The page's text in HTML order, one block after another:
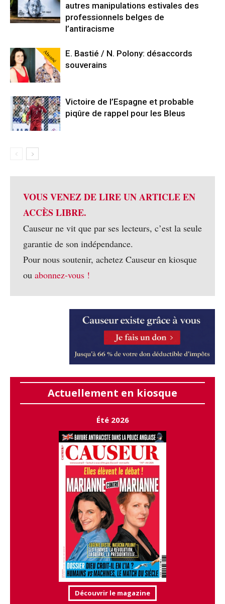
autres manipulations estivales des
professionnels belges de
l’antiracisme
Abonné
E. Bastié / N. Polony: désaccords
souverains
Victoire de l’Espagne et probable
piqûre de rappel pour les Bleus
VOUS VENEZ DE LIRE UN ARTICLE EN
ACCÈS LIBRE.
Causeur ne vit que par ses lecteurs, c’est la seule
garantie de son indépendance.
Pour nous soutenir, achetez Causeur en kiosque
ou abonnez-vous !
Actuellement en kiosque
Été 2026
Découvrir le magazine